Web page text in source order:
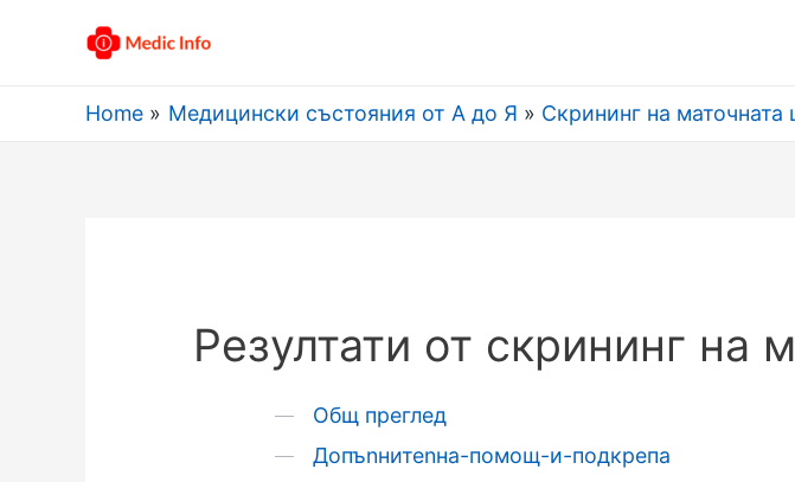
Home Медицински състояния от А до Я Скрининг на маточната
Резултати от скрининг на
Общ преглед
Допъnнитеnна-помощ-и-подкрепа